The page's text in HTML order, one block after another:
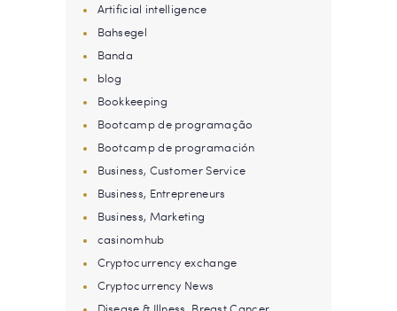
Artificial intelligence
Bahsegel
Banda
blog
Bookkeeping
Bootcamp de programação
Bootcamp de programación
Business, Customer Service
Business, Entrepreneurs
Business, Marketing
casinomhub
Cryptocurrency exchange
Cryptocurrency News